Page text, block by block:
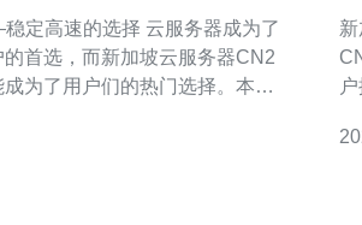
选择 云服务器成为了
首选，而新加坡云服务器CN2
为了用户们的热门选择。本文
新
可靠